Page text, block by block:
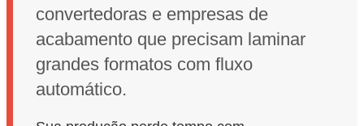
convertedoras e empresas de
acabamento que precisam laminar
grandes formatos com fluxo
automático.